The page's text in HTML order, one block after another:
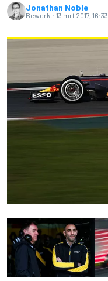
Jonathan Noble
Bewerkt: 13 mrt 2017, 16:33